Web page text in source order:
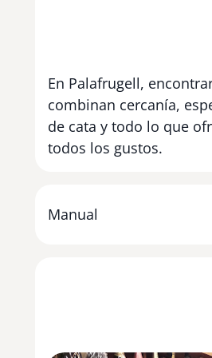
En Palafrugell,
combinan cercanía,
de cata y todo lo que
todos los gustos.
Manual